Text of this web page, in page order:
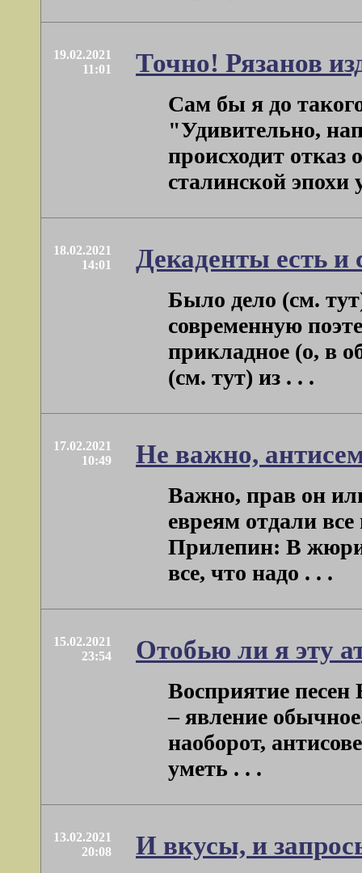
19.02.2021
11:01
Точно! Рязанов
Сам бы я до
"Удивительно,
происходит отказ
сталинской эпохи
18.02.2021
14:01
Декаденты есть и
Было дело (см.
современную
прикладное (о, в
(см. тут) из . . .
17.02.2021
10:49
Не важно,
Важно, прав он
евреям отдали
Прилепин: В жюри
все, что надо . . .
15.02.2021
23:54
Отобью ли я эту
Восприятие песен
– явление
наоборот,
уметь . . .
13.02.2021
20:08
И вкусы, и